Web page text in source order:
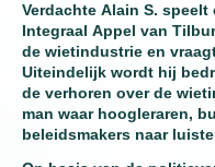
Verdachte Alain S.
Integraal Appel van
de wietindustrie en
Uiteindelijk wordt hij
de verhoren over de
man waar hoogleraren,
beleidsmakers naar